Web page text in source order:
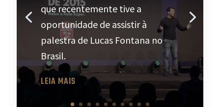
que recentemente tive a
oportunidade de assistir à
palestra de Lucas Fontana no
Brasil.
LEIA MAIS